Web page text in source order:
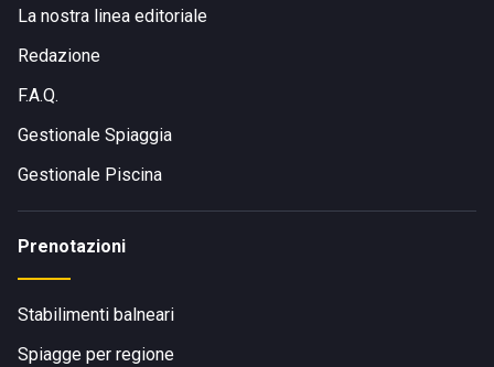
La nostra linea editoriale
Redazione
F.A.Q.
Gestionale Spiaggia
Gestionale Piscina
Prenotazioni
Stabilimenti balneari
Spiagge per regione